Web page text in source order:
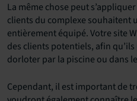
La même chose peut
clients du complexe souhaitent
entièrement équipé. Votre site
des clients potentiels, afin
dorloter par la piscine ou dans
Cependant, il est important de